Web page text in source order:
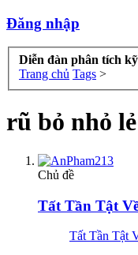
Đăng nhập
Diễn đàn phân tích
Trang chủ Tags >
rũ bỏ nhỏ lẻ
Chủ đề
Tất Tần Tật
Tất Tần Tật